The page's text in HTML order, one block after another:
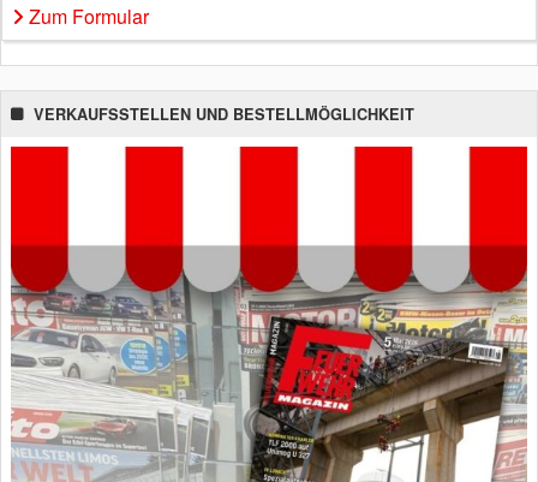
Zum Formular
VERKAUFSSTELLEN UND BESTELLMÖGLICHKEIT